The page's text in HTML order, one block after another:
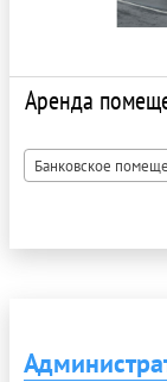
Аренда
Банковское